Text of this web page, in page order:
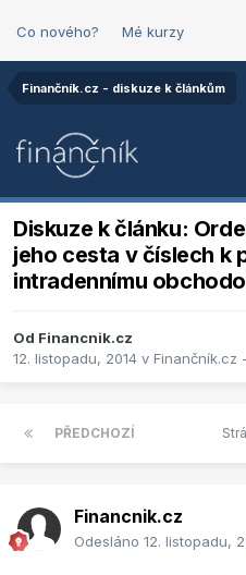
Co nového? Mé kurzy
Finančník.cz - diskuze k článkům
Diskuze k článku:
jeho cesta v číslech k
intradennímu
Od Financnik.cz
12. listopadu, 2014 v Finančník.cz
PŘEDCHOZÍ
Financnik.cz
Odesláno 12. listopadu,